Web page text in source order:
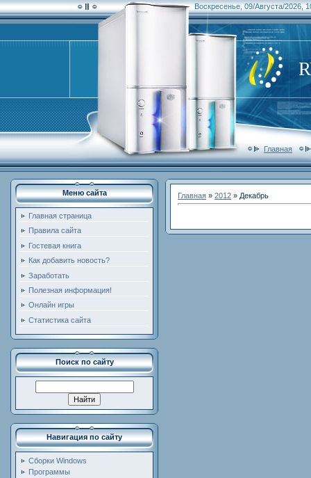
Воскресенье, 09/Августа/2026,
Главная
Меню сайта
Главная страница
Правила сайта
Гостевая книга
Как добавить новость?
Заработать
Полезная информация!
Онлайн игры
Статистика сайта
Поиск по сайту
Навигация по сайту
Сборки Windows
Программы
Главная » 2012 » Декабрь